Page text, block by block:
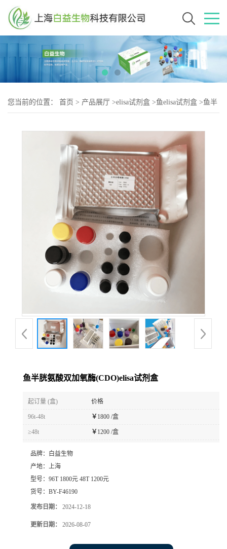
您当前的位置： 首页 > 产品展厅 >elisa试剂盒 >鱼elisa试剂盒 >鱼半
鱼半胱氨酸双加氧酶(CDO)elisa试剂盒
起订量 (盒) 价格
96t-48t ￥ 1800 /盒
≥48t ￥ 1200 /盒
品牌：
白益生物
产地： 上海
型号： 96T 1800元 48T 1200元
货号： BY-F46190
发布日期： 2024-12-18
更新日期： 2026-08-07